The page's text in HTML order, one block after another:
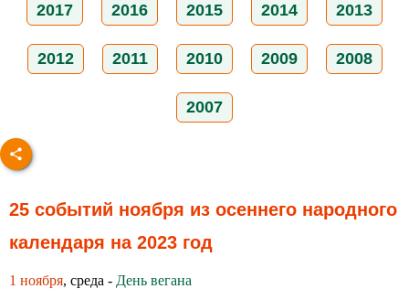
2017 2016 2015 2014 2013
2012 2011 2010 2009 2008
2007
25 событий ноября из осеннего народного
календаря на 2023 год
1 ноября, среда - День вегана